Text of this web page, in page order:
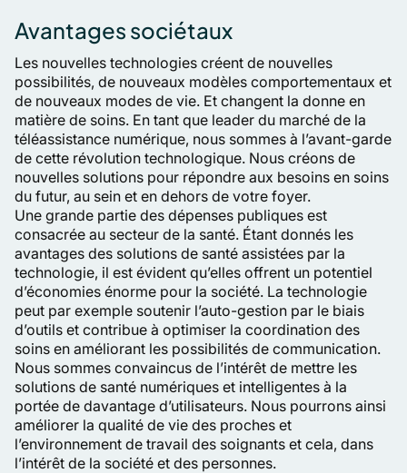
Avantages sociétaux
Les nouvelles technologies créent de nouvelles
possibilités, de nouveaux modèles comportementaux et
de nouveaux modes de vie. Et changent la donne en
matière de soins. En tant que leader du marché de la
téléassistance numérique, nous sommes à l’avant-garde
de cette révolution technologique. Nous créons de
nouvelles solutions pour répondre aux besoins en soins
du futur, au sein et en dehors de votre foyer.
Une grande partie des dépenses publiques est
consacrée au secteur de la santé. Étant donnés les
avantages des solutions de santé assistées par la
technologie, il est évident qu’elles offrent un potentiel
d’économies énorme pour la société. La technologie
peut par exemple soutenir l’auto-gestion par le biais
d’outils et contribue à optimiser la coordination des
soins en améliorant les possibilités de communication.
Nous sommes convaincus de l’intérêt de mettre les
solutions de santé numériques et intelligentes à la
portée de davantage d’utilisateurs. Nous pourrons ainsi
améliorer la qualité de vie des proches et
l’environnement de travail des soignants et cela, dans
l’intérêt de la société et des personnes.